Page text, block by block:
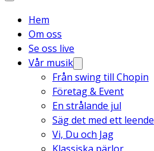
Hem
Om oss
Se oss live
Vår musik
Från swing till Chopin
Företag & Event
En strålande jul
Säg det med ett leende
Vi, Du och Jag
Klassiska pärlor